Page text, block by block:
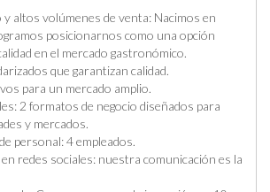
altos volúmenes de venta: Nacimos en
posicionarnos como una opción
en el mercado gastronómico.
que garantizan calidad.
para un mercado amplio.
2 formatos de negocio diseñados para
y mercados.
personal: 4 empleados.
redes sociales: nuestra comunicación es la